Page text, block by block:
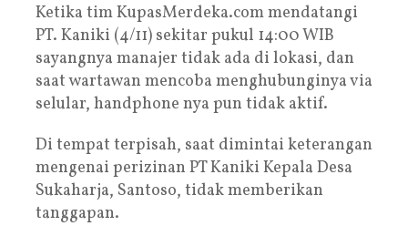
Ketika tim KupasMerdeka.com mendatangi
PT. Kaniki (4/11) sekitar pukul 14:00 WIB
sayangnya manajer tidak ada di lokasi, dan
saat wartawan mencoba menghubunginya via
selular, handphone nya pun tidak aktif.
Di tempat terpisah, saat dimintai keterangan
mengenai perizinan PT Kaniki Kepala Desa
Sukaharja, Santoso, tidak memberikan
tanggapan.